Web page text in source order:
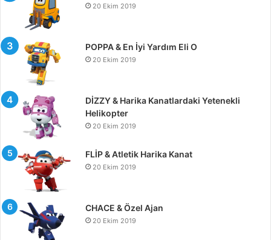
20 Ekim 2019
POPPA & En İyi Yardım Eli O
20 Ekim 2019
DİZZY & Harika Kanatlardaki Yetenekli
Helikopter
20 Ekim 2019
FLİP & Atletik Harika Kanat
20 Ekim 2019
CHACE & Özel Ajan
20 Ekim 2019